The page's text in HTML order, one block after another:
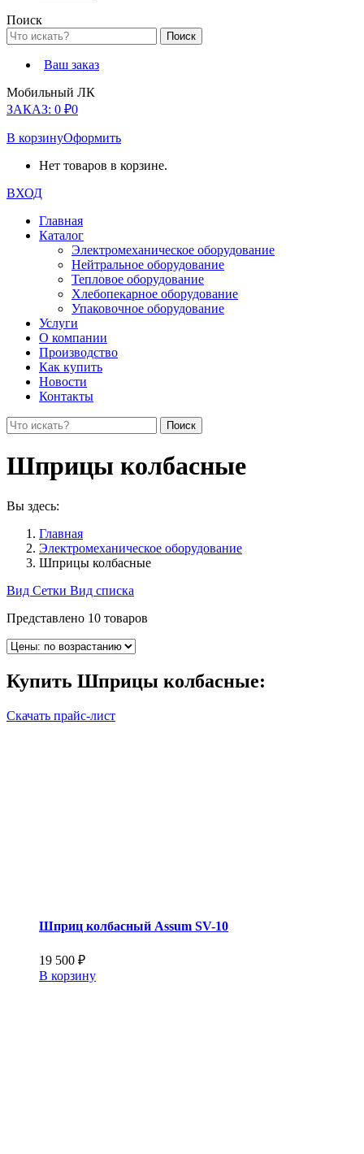
Поиск
Ваш заказ
Мобильный ЛК
ЗАКАЗ: 0 ₽0
В корзинуОформить
Нет товаров в корзине.
ВХОД
Главная
Каталог
Электромеханическое оборудование
Нейтральное оборудование
Тепловое оборудование
Хлебопекарное оборудование
Упаковочное оборудование
Услуги
О компании
Производство
Как купить
Новости
Контакты
Шприцы колбасные
Вы здесь:
Главная
Электромеханическое оборудование
Шприцы колбасные
Вид Сетки Вид списка
Представлено 10 товаров
Купить Шприцы колбасные:
Скачать прайс-лист
Шприц колбасный Assum SV-10
19 500 ₽
В корзину